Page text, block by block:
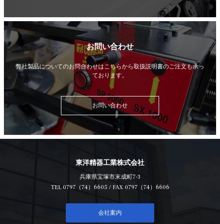
お問い合わせ
弊社製品についてのお問合わせはこちらから取扱説明書のご注文も承っ
ております。
お問い合わせ
東洋精器工業株式会社
兵庫県宝塚市末成町7-3
TEL 0797（74）6605 / FAX 0797（74）6606
会社案内